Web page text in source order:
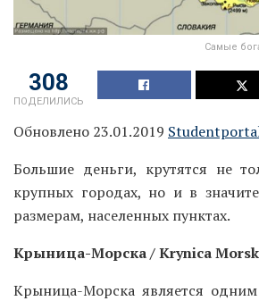
Самые
308
ПОДЕЛИЛИСЬ
Обновлено 23.01.2019
Большие деньги, крутятся не
крупных городах, но и в
размерам, населенных пунктах.
Крыница-Морска / Krynica
Крыница-Морска является